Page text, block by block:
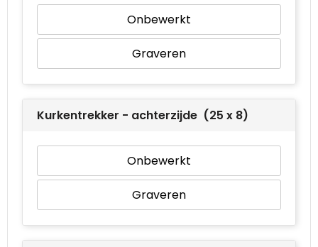
Waterbestendige tassen
Goodiebags
Onbewerkt
Graveren
Kurkentrekker - achterzijde (25 x 8)
Onbewerkt
Graveren